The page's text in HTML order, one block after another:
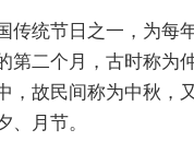
传统节日之一，为每
第二个月，古时称为
，故民间称为中秋，
、月节。